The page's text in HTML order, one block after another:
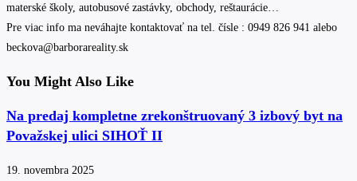
materské školy, autobusové zastávky, obchody, reštaurácie…
Pre viac info ma neváhajte kontaktovať na tel. čísle : 0949 826 941 alebo
beckova@barborareality.sk
You Might Also Like
Na predaj kompletne zrekonštruovaný 3 izbový byt na
Považskej ulici SIHOŤ II
19. novembra 2025